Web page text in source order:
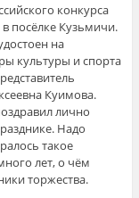
конкурса
посёлке Кузьмичи.
на
культуры и спорта
Куимова.
лично
Надо
такое
лет, о чём
торжества.